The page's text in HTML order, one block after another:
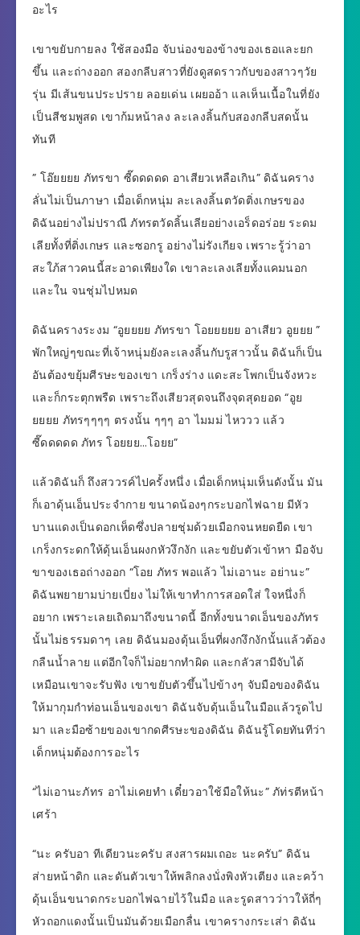
อะไร
เขาขยับกายลง ใช้สองมือ จับน่องของข้างของเธอและยก
ขึ้น และถ่างออก สองกลีบสาวที่ยังดูสดราวกับของสาวๆวัย
รุ่น มีเส้นขนประปราย ลอยเด่น เผยออ้า แลเห็นเนื้อในที่ยัง
เป็นสีชมพูสด เขาก้มหน้าลง ละเลงลิ้นกับสองกลีบสดนั้น
ทันที
” โอ๊ยยยย ภัทรขา ซี๊ดดดดด อาเสียวเหลือเกิน” ดิฉันคราง
ลั่นไม่เป็นภาษา เมื่อเด็กหนุ่ม ละเลงลิ้นตวัดติ่งเกษรของ
ดิฉันอย่างไม่ปราณี ภัทรตวัดลิ้นเลียอย่างเอร็ดอร่อย ระดม
เลียทั้งที่ติ่งเกษร และซอกรู อย่างไม่รังเกียจ เพราะรู้ว่าอา
สะใภ้สาวคนนี้สะอาดเพียงใด เขาละเลงเลียทั้งแคมนอก
และใน จนชุ่มไปหมด
ดิฉันครางระงม “อูยยยย ภัทรขา โอยยยยย อาเสียว อูยยย ”
พักใหญ่ๆขณะที่เจ้าหนุ่มยังละเลงลิ้นกับรูสาวนั้น ดิฉันก็เป็น
อันต้องขยุ้มศีรษะของเขา เกร็งร่าง แดะสะโพกเป็นจังหวะ
และก็กระตุกพรืด เพราะถึงเสียวสุดจนถึงจุดสุดยอด “อูย
ยยยย ภัทรๆๆๆๆ ตรงนั้น ๆๆๆ อา ไมมม่ ไหววว แล้ว
ซี๊ดดดดด ภัทร โอยยย…โอยย”
แล้วดิฉันก็ ถึงสววรค์ไปครั้งหนึ่ง เมื่อเด็กหนุ่มเห็นดังนั้น มัน
ก็เอาดุ้นเอ็นประจำกาย ขนาดน้องๆกระบอกไฟฉาย มีหัว
บานแดงเป็นดอกเห็ดซึ่งปลายชุ่มด้วยเมือกจนหยดยืด เขา
เกร็งกระดกให้ดุ้นเอ็นผงกหัวงึกงัก และขยับตัวเข้าหา มือจับ
ขาของเธอถ่างออก “โอย ภัทร พอแล้ว ไม่เอานะ อย่านะ”
ดิฉันพยายามบ่ายเบี่ยง ไม่ให้เขาทำการสอดใส่ ใจหนึ่งก็
อยาก เพราะเลยเถิดมาถึงขนาดนี้ อีกทั้งขนาดเอ็นของภัทร
นั้นไม่ธรรมดาๆ เลย ดิฉันมองดุ้นเอ็นที่ผงกงึกงักนั้นแล้วต้อง
กลืนน้ำลาย แต่อีกใจก็ไม่อยากทำผิด และกลัวสามีจับได้
เหมือนเขาจะรับฟัง เขาขยับตัวขึ้นไปข้างๆ จับมือของดิฉัน
ให้มากุมกำท่อนเอ็นของเขา ดิฉันจับดุ้นเอ็นในมือแล้วรูดไป
มา และมือซ้ายของเขากดศีรษะของดิฉัน ดิฉันรู้โดยทันทีว่า
เด็กหนุ่มต้องการอะไร
“ไม่เอานะภัทร อาไม่เคยทำ เดี๋ยวอาใช้มือให้นะ” ภัท่รตีหน้า
เศร้า
“นะ ครับอา ทีเดียวนะครับ สงสารผมเถอะ นะครับ” ดิฉัน
ส่ายหน้าดิก และดันตัวเขาให้พลิกลงนั่งพิงหัวเตียง และคว้า
ดุ้นเอ็นขนาดกระบอกไฟฉายไว้ในมือ และรูดสาวว่าวให้ถี่ๆ
หัวถอกแดงนั้นเป็นมันด้วยเมือกลื่น เขาครางกระเส่า ดิฉัน